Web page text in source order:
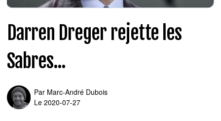
Darren Dreger rejette les
Sabres...
Par Marc-André Dubois
Le 2020-07-27